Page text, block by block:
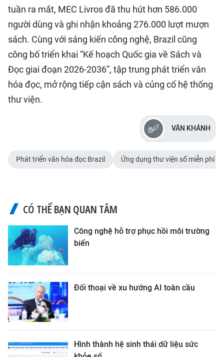
tuần ra mắt, MEC Livros đã thu hút hơn 586.000
người dùng và ghi nhận khoảng 276.000 lượt mượn
sách. Cùng với sáng kiến công nghệ, Brazil cũng
công bố triển khai “Kế hoạch Quốc gia về Sách và
Đọc giai đoạn 2026-2036”, tập trung phát triển văn
hóa đọc, mở rộng tiếp cận sách và củng cố hệ thống
thư viện.
VÂN KHÁNH
Phát triển văn hóa đọc Brazil Ứng dụng thư viện số miễn phí
CÓ THỂ BẠN QUAN TÂM
Công nghệ hỗ trợ phục hồi môi trường
biển
Đối thoại về xu hướng AI toàn cầu
Hình thành hệ sinh thái dữ liệu sức